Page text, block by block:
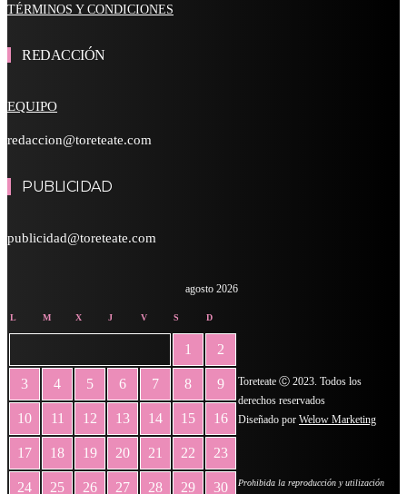
TÉRMINOS Y CONDICIONES
REDACCIÓN
EQUIPO
redaccion@toreteate.com
PUBLICIDAD
publicidad@toreteate.com
agosto 2026
L M X J V S D
1 2
3 4 5 6 7 8 9
10 11 12 13 14 15 16
17 18 19 20 21 22 23
24 25 26 27 28 29 30
Toreteate Ⓒ 2023. Todos los
derechos reservados
Diseñado por Welow Marketing
Prohibida la reproducción y utilización